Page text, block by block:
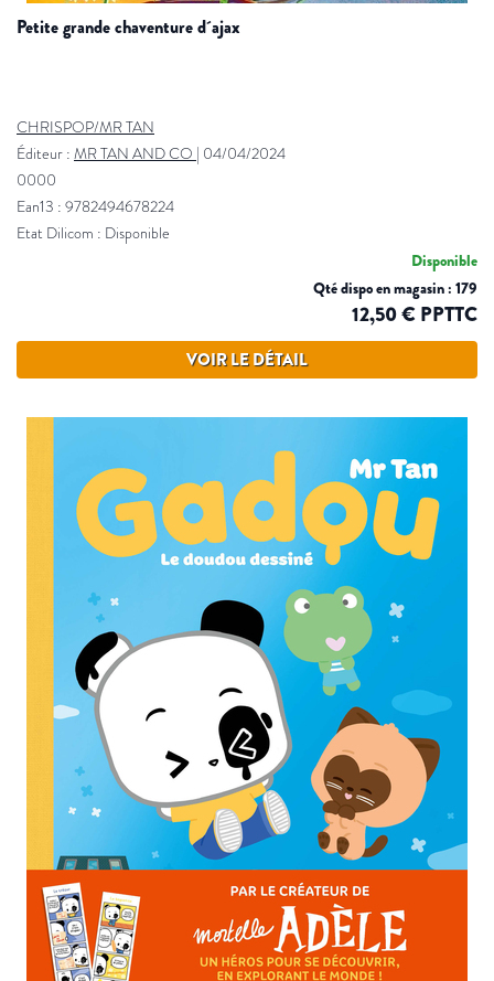
petite grande chaventure d´ajax
CHRISPOP/MR TAN
Éditeur : MR TAN AND CO | 04/04/2024
0000
Ean13 : 9782494678224
Etat Dilicom : Disponible
Disponible
Qté dispo en magasin : 179
12,50 € PPTTC
VOIR LE DÉTAIL